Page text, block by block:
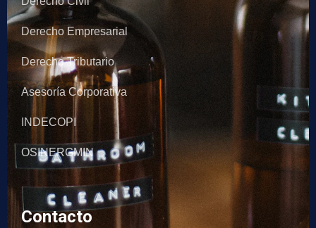
Derecho Empresarial
Derecho Tributario
Asesoría Corporativa
INDECOPI
OSINERGMIN
Contacto